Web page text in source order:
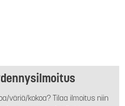
väriä/kokoa? Tilaa ilmoitus niin